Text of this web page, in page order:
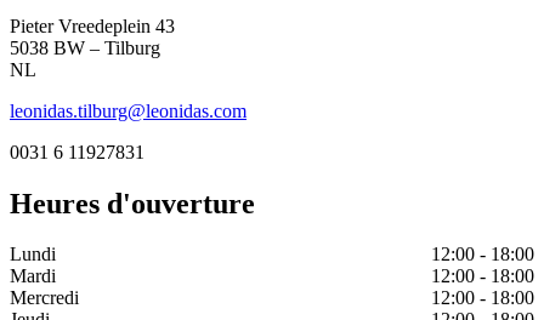
Pieter Vreedeplein 43
5038 BW – Tilburg
NL
leonidas.tilburg@leonidas.com
0031 6 11927831
Heures d'ouverture
Lundi
12:00 - 18:00
Mardi
12:00 - 18:00
Mercredi
12:00 - 18:00